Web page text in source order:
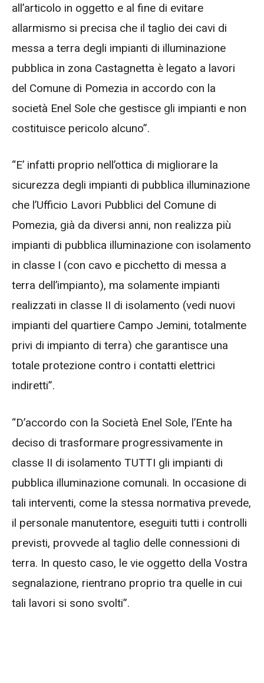
all’articolo in oggetto e al fine di evitare
allarmismo si precisa che il taglio dei cavi di
messa a terra degli impianti di illuminazione
pubblica in zona Castagnetta è legato a lavori
del Comune di Pomezia in accordo con la
società Enel Sole che gestisce gli impianti e non
costituisce pericolo alcuno”.
“E’ infatti proprio nell’ottica di migliorare la
sicurezza degli impianti di pubblica illuminazione
che l’Ufficio Lavori Pubblici del Comune di
Pomezia, già da diversi anni, non realizza più
impianti di pubblica illuminazione con isolamento
in classe I (con cavo e picchetto di messa a
terra dell’impianto), ma solamente impianti
realizzati in classe II di isolamento (vedi nuovi
impianti del quartiere Campo Jemini, totalmente
privi di impianto di terra) che garantisce una
totale protezione contro i contatti elettrici
indiretti”.
“D’accordo con la Società Enel Sole, l’Ente ha
deciso di trasformare progressivamente in
classe II di isolamento TUTTI gli impianti di
pubblica illuminazione comunali. In occasione di
tali interventi, come la stessa normativa prevede,
il personale manutentore, eseguiti tutti i controlli
previsti, provvede al taglio delle connessioni di
terra. In questo caso, le vie oggetto della Vostra
segnalazione, rientrano proprio tra quelle in cui
tali lavori si sono svolti”.